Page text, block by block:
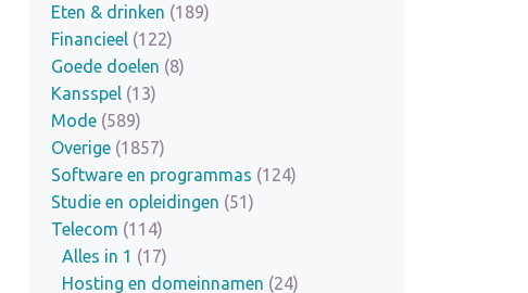
Eten & drinken (189)
Financieel (122)
Goede doelen (8)
Kansspel (13)
Mode (589)
Overige (1857)
Software en programmas (124)
Studie en opleidingen (51)
Telecom (114)
Alles in 1 (17)
Hosting en domeinnamen (24)